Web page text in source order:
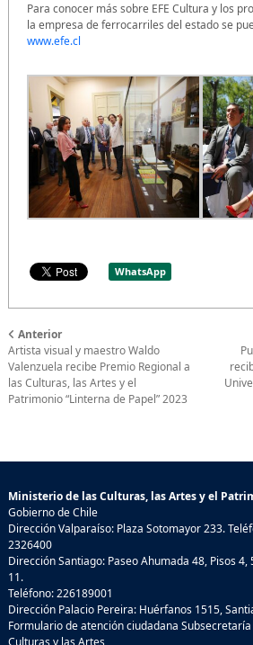
Para conocer más sobre EFE Cultura y los
la empresa de ferrocarriles del estado se
www.efe.cl
WhatsApp
Anterior
Artista visual y maestro Waldo
Valenzuela recibe Premio Regional a
las Culturas, las Artes y el
Patrimonio “Linterna de Papel” 2023
Ministerio de las Culturas, las Artes y el
Gobierno de Chile
Dirección Valparaíso: Plaza Sotomayor 233.
2326400
Dirección Santiago: Paseo Ahumada 48, Pisos 4,
11.
Teléfono: 226189001
Dirección Palacio Pereira: Huérfanos 1515,
Formulario de atención ciudadana
Culturas y las Artes